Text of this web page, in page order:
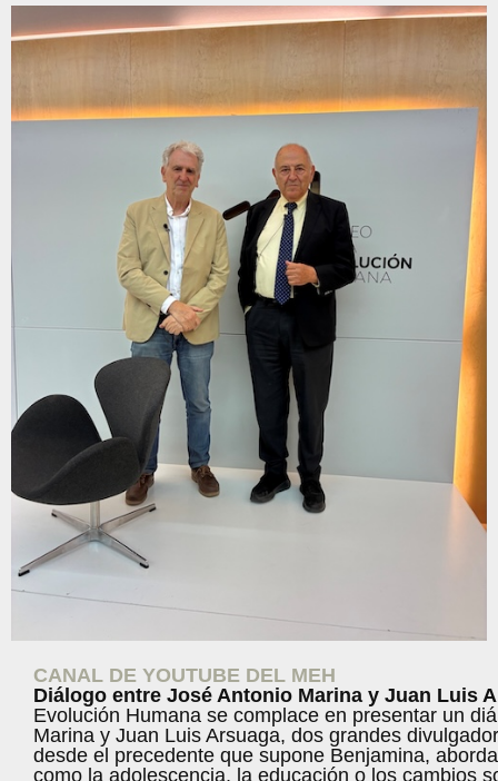
CANAL DE YOUTUBE DEL MEH
Diálogo entre José Antonio Marina y Juan Luis
Evolución Humana se complace en presentar un
Marina y Juan Luis Arsuaga, dos grandes
desde el precedente que supone Benjamina,
como la adolescencia, la educación o los cambios